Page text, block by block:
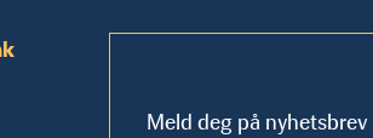
Meld deg på nyhetsbrev